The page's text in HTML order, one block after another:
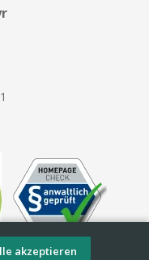
akzeptieren